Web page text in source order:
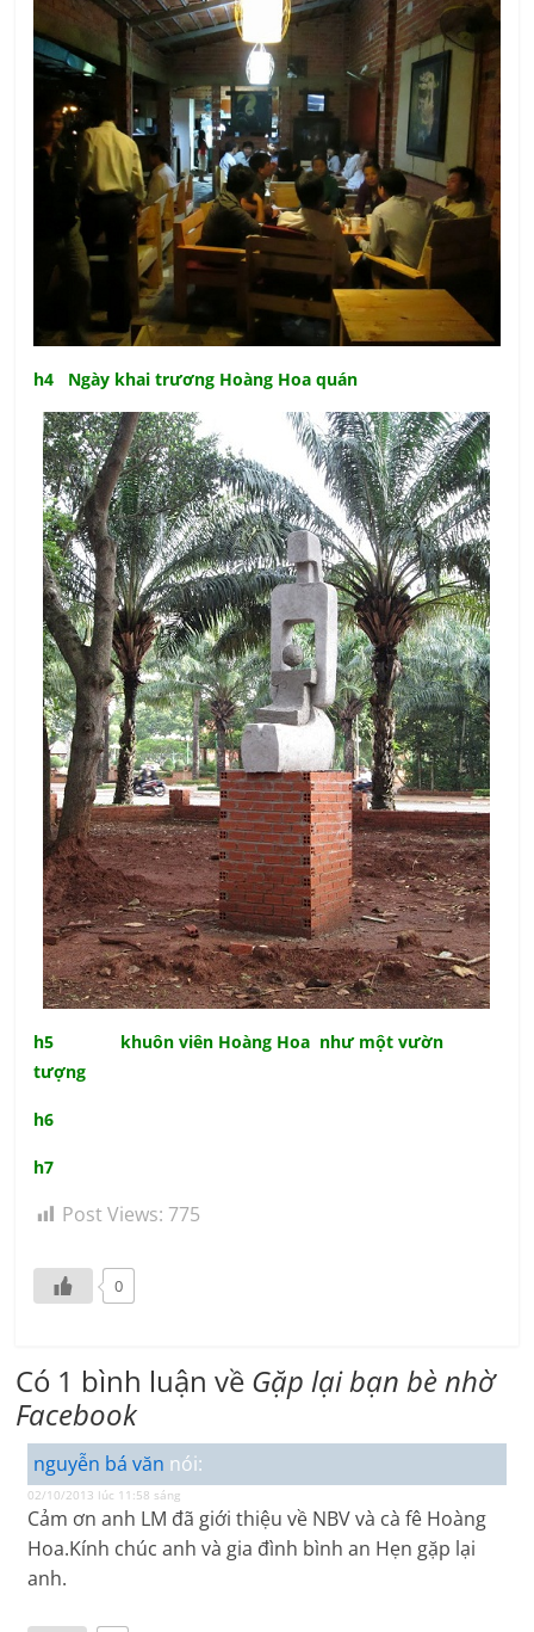
h4 Ngày khai trương Hoàng Hoa quán
h5 khuôn viên Hoàng Hoa như một vườn
tượng
h6
h7
Post Views: 775
0
Có 1 bình luận về Gặp lại bạn bè nhờ
Facebook
nguyễn bá văn nói:
02/10/2013 lúc 11:58 sáng
Cảm ơn anh LM đã giới thiệu về NBV và cà fê Hoàng
Hoa.Kính chúc anh và gia đình bình an Hẹn gặp lại
anh.